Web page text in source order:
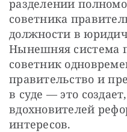
разделении
советника
должности в
Нынешняя система
советник
правительство и
в суде — это
вдохновителей
интересов.